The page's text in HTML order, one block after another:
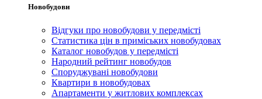
Новобудови
Відгуки про новобудови у передмісті
Статистика цін в приміських новобудовах
Каталог новобудов у передмісті
Народний рейтинг новобудов
Споруджувані новобудови
Квартири в новобудовах
Апартаменти у житлових комплексах